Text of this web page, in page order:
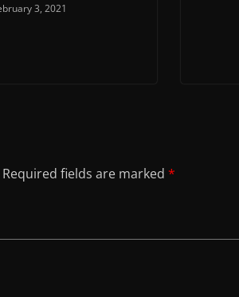
3, 2021
Required fields are marked *